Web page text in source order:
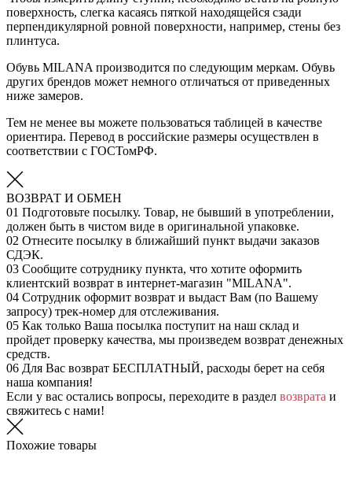
поверхность, слегка касаясь пяткой находящейся сзади
перпендикулярной ровной поверхности, например, стены без
плинтуса.
Обувь MILANA производится по следующим меркам. Обувь
других брендов может немного отличаться от приведенных
ниже замеров.
Тем не менее вы можете пользоваться таблицей в качестве
ориентира. Перевод в российские размеры осуществлен в
соответствии с ГОСТомРФ.
ВОЗВРАТ И ОБМЕН
01 Подготовьте посылку. Товар, не бывший в употреблении,
должен быть в чистом виде в оригинальной упаковке.
02 Отнесите посылку в ближайший пункт выдачи заказов
СДЭК.
03 Сообщите сотруднику пункта, что хотите оформить
клиентский возврат в интернет-магазин "MILANA".
04 Сотрудник оформит возврат и выдаст Вам (по Вашему
запросу) трек-номер для отслеживания.
05 Как только Ваша посылка поступит на наш склад и
пройдет проверку качества, мы произведем возврат денежных
средств.
06 Для Вас возврат БЕСПЛАТНЫЙ, расходы берет на себя
наша компания!
Если у вас остались вопросы, переходите в раздел возврата и
свяжитесь с нами!
Похожие товары